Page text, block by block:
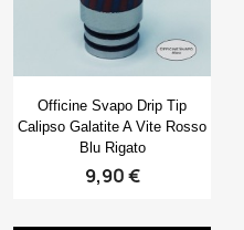
Anteprima
Officine Svapo Drip Tip
Calipso Galatite A Vite Rosso
Blu Rigato
9,90 €